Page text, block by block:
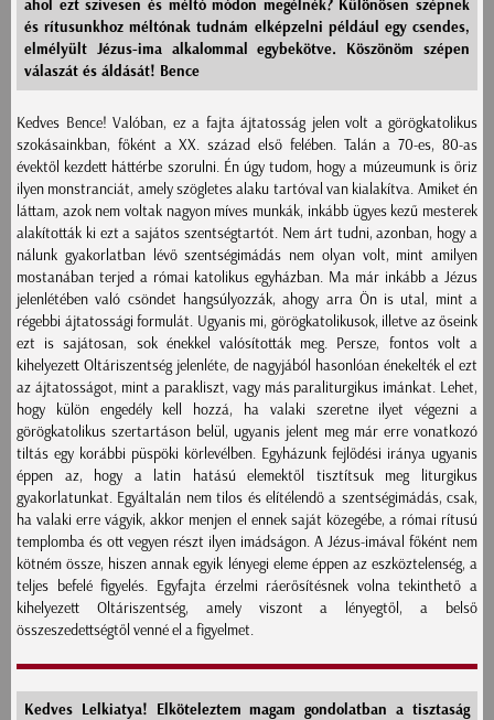
ahol ezt szívesen és méltó módon megélnék? Különösen szépnek
és rítusunkhoz méltónak tudnám elképzelni például egy csendes,
elmélyült Jézus-ima alkalommal egybekötve. Köszönöm szépen
válaszát és áldását! Bence
Kedves Bence! Valóban, ez a fajta ájtatosság jelen volt a görögkatolikus
szokásainkban, főként a XX. század első felében. Talán a 70-es, 80-as
évektől kezdett háttérbe szorulni. Én úgy tudom, hogy a múzeumunk is őriz
ilyen monstranciát, amely szögletes alaku tartóval van kialakítva. Amiket én
láttam, azok nem voltak nagyon míves munkák, inkább ügyes kezű mesterek
alakították ki ezt a sajátos szentségtartót. Nem árt tudni, azonban, hogy a
nálunk gyakorlatban lévő szentségimádás nem olyan volt, mint amilyen
mostanában terjed a római katolikus egyházban. Ma már inkább a Jézus
jelenlétében való csöndet hangsúlyozzák, ahogy arra Ön is utal, mint a
régebbi ájtatossági formulát. Ugyanis mi, görögkatolikusok, illetve az őseink
ezt is sajátosan, sok énekkel valósították meg. Persze, fontos volt a
kihelyezett Oltáriszentség jelenléte, de nagyjából hasonlóan énekelték el ezt
az ájtatosságot, mint a parakliszt, vagy más paraliturgikus imánkat. Lehet,
hogy külön engedély kell hozzá, ha valaki szeretne ilyet végezni a
görögkatolikus szertartáson belül, ugyanis jelent meg már erre vonatkozó
tiltás egy korábbi püspöki körlevélben. Egyházunk fejlődési iránya ugyanis
éppen az, hogy a latin hatású elemektől tisztítsuk meg liturgikus
gyakorlatunkat. Egyáltalán nem tilos és elítélendő a szentségimádás, csak,
ha valaki erre vágyik, akkor menjen el ennek saját közegébe, a római rítusú
templomba és ott vegyen részt ilyen imádságon. A Jézus-imával főként nem
kötném össze, hiszen annak egyik lényegi eleme éppen az eszköztelenség, a
teljes befelé figyelés. Egyfajta érzelmi ráerősítésnek volna tekinthető a
kihelyezett Oltáriszentség, amely viszont a lényegtől, a belső
összeszedettségtől venné el a figyelmet.
Kedves Lelkiatya! Elköteleztem magam gondolatban a tisztaság